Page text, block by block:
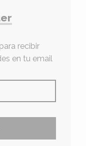
recibir
en tu email